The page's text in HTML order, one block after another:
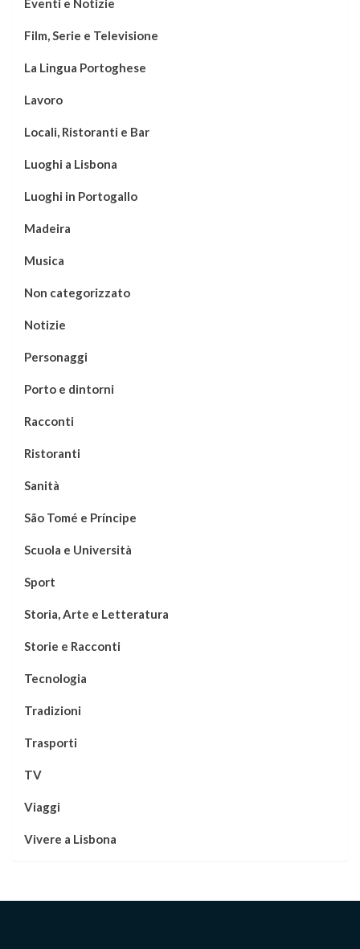
Eventi e Notizie
Film, Serie e Televisione
La Lingua Portoghese
Lavoro
Locali, Ristoranti e Bar
Luoghi a Lisbona
Luoghi in Portogallo
Madeira
Musica
Non categorizzato
Notizie
Personaggi
Porto e dintorni
Racconti
Ristoranti
Sanità
São Tomé e Príncipe
Scuola e Università
Sport
Storia, Arte e Letteratura
Storie e Racconti
Tecnologia
Tradizioni
Trasporti
TV
Viaggi
Vivere a Lisbona